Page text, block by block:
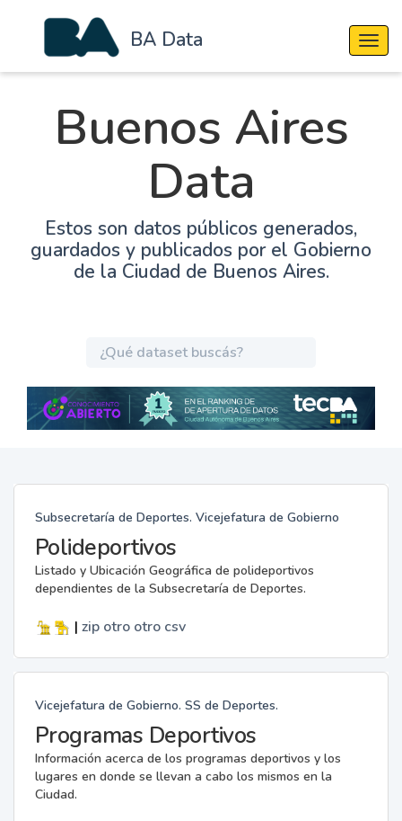
BA Data
Buenos Aires
Data
Estos son datos públicos generados,
guardados y publicados por el Gobierno
de la Ciudad de Buenos Aires.
Subsecretaría de Deportes. Vicejefatura de Gobierno
Polideportivos
Listado y Ubicación Geográfica de polideportivos
dependientes de la Subsecretaría de Deportes.
| zip otro otro csv
Vicejefatura de Gobierno. SS de Deportes.
Programas Deportivos
Información acerca de los programas deportivos y los
lugares en donde se llevan a cabo los mismos en la
Ciudad.